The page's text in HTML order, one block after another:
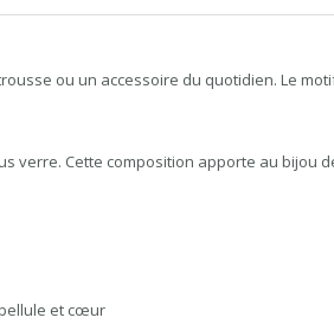
ou un accessoire du quotidien. Le
Cette composition apporte au bijou
et cœur